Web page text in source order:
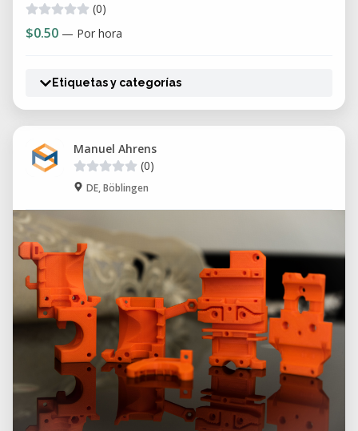
(0)
$0.50 — Por hora
Etiquetas y categorías
Manuel Ahrens
(0)
DE, Böblingen